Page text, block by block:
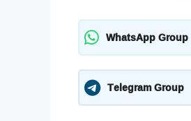
WhatsApp Group
Telegram Group